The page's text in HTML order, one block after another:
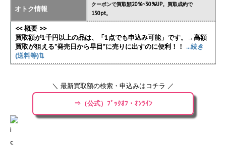
オトク情報
クーポンで買取額20%~30%UP。買取成約で
150pt。
<< 概要 >>
買取額が1千円以上の品は、「1点でも申込み可能」です。→高額
買取が狙える”発売日から早目”に売りに出すのに便利！！ ...続き
(送料等)⇅
＼ 最新買取額の検索・申込みはコチラ ／
⇒（公式）ﾌﾞｯｸｵﾌ・ｵﾝﾗｲﾝ